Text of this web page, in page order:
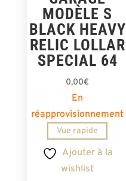
MODÈLE S
BLACK HEAVY
RELIC LOLLAR
SPECIAL 64
0,00€
En
réapprovisionnement
Vue rapide
Ajouter à la
wishlist